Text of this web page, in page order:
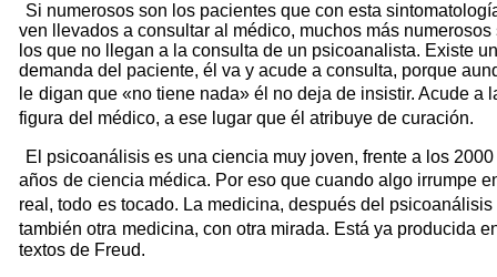
Si numerosos son los pacientes que con esta
ven llevados a consultar al médico, muchos más numerosos
los que no llegan a la consulta de un psicoanalista. Existe
demanda del paciente, él va y acude a consulta, porque
le digan que «no tiene nada» él no deja de insistir. Acude a
figura del médico, a ese lugar que él atribuye de curación.
El psicoanálisis es una ciencia muy joven, frente a los 2000
años de ciencia médica. Por eso que cuando algo irrumpe
real, todo es tocado. La medicina, después del psicoanálisis
también otra medicina, con otra mirada. Está ya producida
textos de Freud.